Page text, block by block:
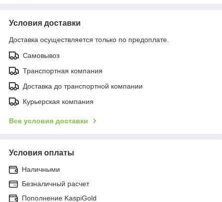
Условия доставки
Доставка осуществляется только по предоплате.
Самовывоз
Транспортная компания
Доставка до транспортной компании
Курьерская компания
Все условия доставки
Условия оплаты
Наличными
Безналичный расчет
Пополнение KaspiGold